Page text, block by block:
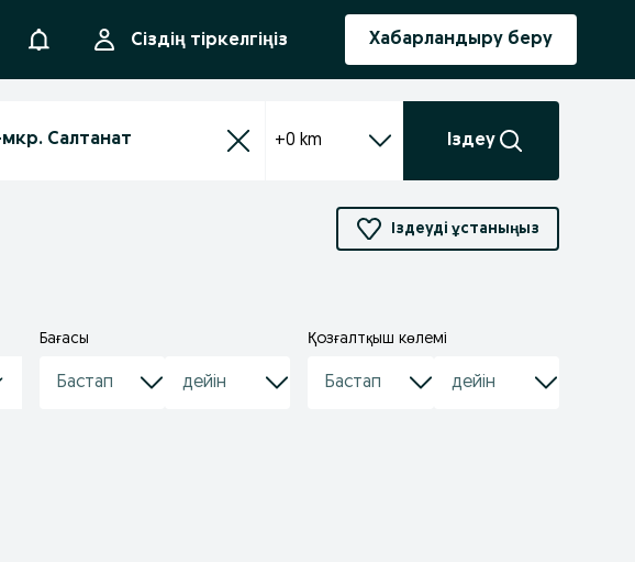
АқпараттандыруСіздің тіркелгіңіз Хабарландыру беру
+0 km Іздеу
Іздеуді ұстаныңыз
Бағасы Қозғалтқыш көлемі